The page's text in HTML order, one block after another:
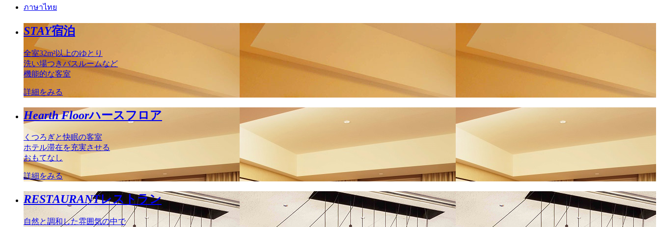
ภาษาไทย
STAY宿泊
全室32m²以上のゆとり
洗い場つきバスルームなど
機能的な客室
詳細をみる
Hearth Floorハースフロア
くつろぎと快眠の客室
ホテル滞在を充実させる
おもてなし
詳細をみる
RESTAURANTレストラン
自然と調和した雰囲気の中で